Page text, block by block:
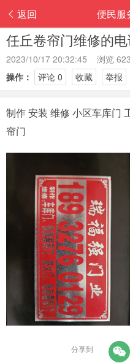
返回 便民服
任丘卷帘门维修的
2023/10/17 20:32:45 浏览
操作：
评论 0 收藏 举报
制作 安装 维修 小区车库门
帘门
分享到